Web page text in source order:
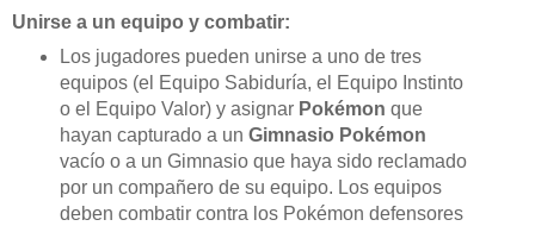
Unirse a un equipo y combatir:
Los jugadores pueden unirse a uno de tres
equipos (el Equipo Sabiduría, el Equipo Instinto
o el Equipo Valor) y asignar Pokémon que
hayan capturado a un Gimnasio Pokémon
vacío o a un Gimnasio que haya sido reclamado
por un compañero de su equipo. Los equipos
deben combatir contra los Pokémon defensores